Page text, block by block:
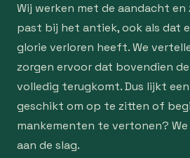
Wij werken met de aandacht
past bij het antiek, ook als dat
glorie verloren heeft. We
zorgen ervoor dat bovendien
volledig terugkomt. Dus lijkt
geschikt om op te zitten of
mankementen te vertonen? We
aan de slag.